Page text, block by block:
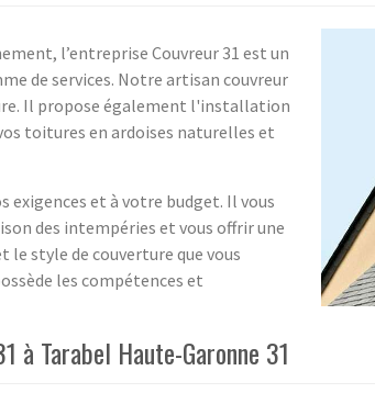
l’entreprise Couvreur 31 est un
de services. Notre artisan couvreur
Il propose également l'installation
toitures en ardoises naturelles et
exigences et à votre budget. Il vous
des intempéries et vous offrir une
style de couverture que vous
les compétences et
à Tarabel Haute-Garonne 31